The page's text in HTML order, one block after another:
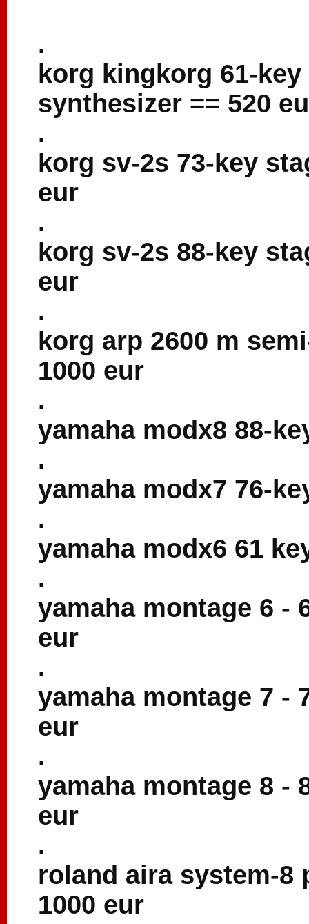
.
korg kingkorg 61-
synthesizer == 520
.
korg sv-2s 73-key
eur
.
korg sv-2s 88-key
eur
.
korg arp 2600 m
1000 eur
.
yamaha modx8 88-
.
yamaha modx7 76-
.
yamaha modx6 61
.
yamaha montage 6 -
eur
.
yamaha montage 7 -
eur
.
yamaha montage 8 -
eur
.
roland aira system-8
1000 eur